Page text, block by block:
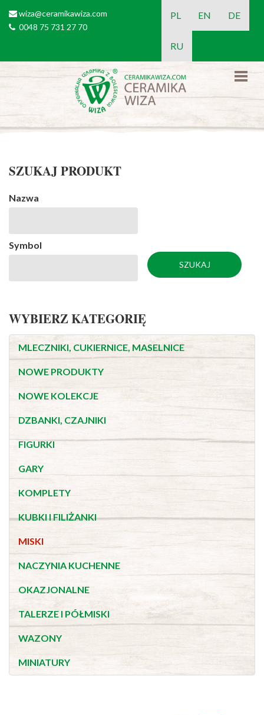
email
wiza@ceramikawiza.com
tel0048 75 731 27 70
PL EN DE
RU
SZUKAJ PRODUKT
Nazwa
Symbol
WYBIERZ KATEGORIĘ
MLECZNIKI, CUKIERNICE, MASELNICE
NOWE PRODUKTY
NOWE KOLEKCJE
DZBANKI, CZAJNIKI
FIGURKI
GARY
KOMPLETY
KUBKI I FILIŻANKI
MISKI
NACZYNIA KUCHENNE
OKAZJONALNE
TALERZE I PÓŁMISKI
WAZONY
MINIATURY